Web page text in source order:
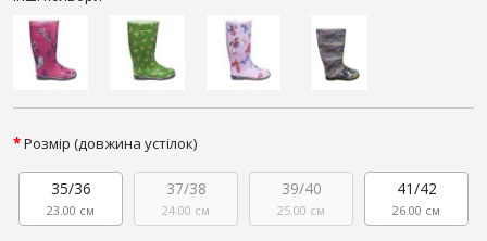
Розмір (довжина устілок)
35/36
23.00 см
37/38
24.00 см
39/40
25.00 см
41/42
26.00 см